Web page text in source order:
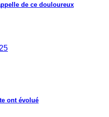
de ce douloureux
ont évolué